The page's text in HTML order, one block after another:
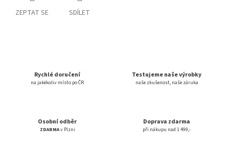
ZEPTAT SE SDÍLET
Rychlé doručení
na jakékoliv místo po ČR
Testujeme naše výrobky
naše zkušenost, naše záruka
Osobní odběr
ZDARMAv Plzni
Doprava zdarma
při nákupu nad 1 499,-